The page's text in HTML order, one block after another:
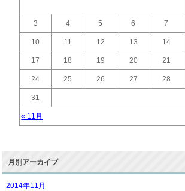
« 11月
3 4 5 6 7
10 11 12 13 14
17 18 19 20 21
24 25 26 27 28
31
月別アーカイブ
2014年11月